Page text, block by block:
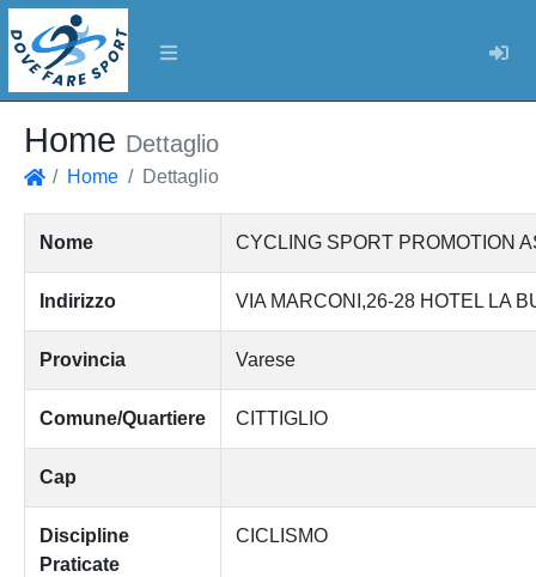
Home Dettaglio
Home Dettaglio
Nome CYCLING SPORT PROMOTION
Indirizzo VIA MARCONI,26-28 HOTEL LA
Provincia Varese
Comune/Quartiere CITTIGLIO
Cap
Discipline
Praticate
CICLISMO